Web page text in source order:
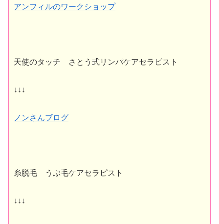
アンフィルのワークショップ
天使のタッチ さとう式リンパケアセラピスト
↓↓↓
ノンさんブログ
糸脱毛 うぶ毛ケアセラピスト
↓↓↓